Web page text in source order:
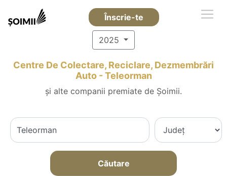
Înscrie-te
2025
Centre De Colectare, Reciclare, Dezmembrări
Auto - Teleorman
și alte companii premiate de Șoimii.
Căutare